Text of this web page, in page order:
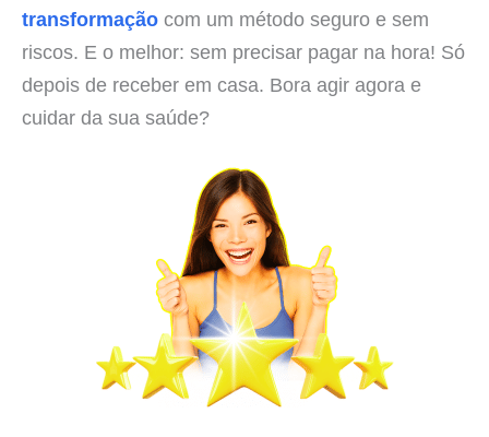
transformação com um método seguro e sem
riscos. E o melhor: sem precisar pagar na hora! Só
depois de receber em casa. Bora agir agora e
cuidar da sua saúde?